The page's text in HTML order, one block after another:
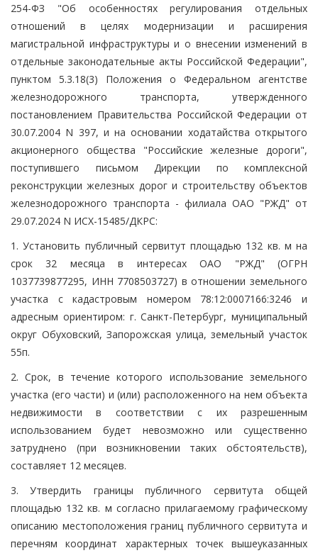
254-ФЗ "Об особенностях регулирования отдельных
отношений в целях модернизации и расширения
магистральной инфраструктуры и о внесении изменений в
отдельные законодательные акты Российской Федерации",
пунктом 5.3.18(3) Положения о Федеральном агентстве
железнодорожного транспорта, утвержденного
постановлением Правительства Российской Федерации от
30.07.2004 N 397, и на основании ходатайства открытого
акционерного общества "Российские железные дороги",
поступившего письмом Дирекции по комплексной
реконструкции железных дорог и строительству объектов
железнодорожного транспорта - филиала ОАО "РЖД" от
29.07.2024 N ИСХ-15485/ДКРС:
1. Установить публичный сервитут площадью 132 кв. м на
срок 32 месяца в интересах ОАО "РЖД" (ОГРН
1037739877295, ИНН 7708503727) в отношении земельного
участка с кадастровым номером 78:12:0007166:3246 и
адресным ориентиром: г. Санкт-Петербург, муниципальный
округ Обуховский, Запорожская улица, земельный участок
55п.
2. Срок, в течение которого использование земельного
участка (его части) и (или) расположенного на нем объекта
недвижимости в соответствии с их разрешенным
использованием будет невозможно или существенно
затруднено (при возникновении таких обстоятельств),
составляет 12 месяцев.
3. Утвердить границы публичного сервитута общей
площадью 132 кв. м согласно прилагаемому графическому
описанию местоположения границ публичного сервитута и
перечням координат характерных точек вышеуказанных